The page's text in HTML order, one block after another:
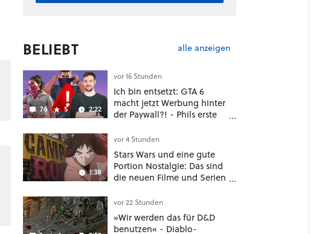
BELIEBT alle anzeigen
76 5 2:22
vor 16 Stunden
Ich bin entsetzt: GTA 6
macht jetzt Werbung hinter
der Paywall?! - Phils erste
Deal
1:38
vor 4 Stunden
Stars Wars und eine gute
Portion Nostalgie: Das sind
die neuen Filme und Serien
vor 22 Stunden
»Wir werden das für D&D
benutzen« - Diablo-